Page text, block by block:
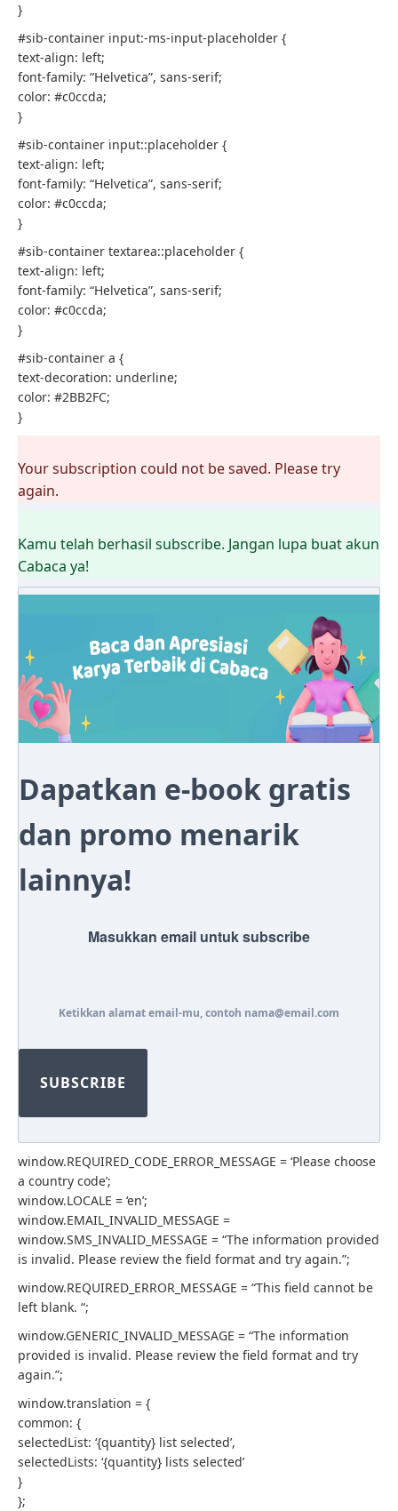
}
#sib-container input:-ms-input-placeholder {
text-align: left;
font-family: “Helvetica”, sans-serif;
color: #c0ccda;
}
#sib-container input::placeholder {
text-align: left;
font-family: “Helvetica”, sans-serif;
color: #c0ccda;
}
#sib-container textarea::placeholder {
text-align: left;
font-family: “Helvetica”, sans-serif;
color: #c0ccda;
}
#sib-container a {
text-decoration: underline;
color: #2BB2FC;
}
Your subscription could not be saved. Please try
again.
Kamu telah berhasil subscribe. Jangan lupa buat akun
Cabaca ya!
Dapatkan e-book gratis
dan promo menarik
lainnya!
Masukkan email untuk subscribe
Ketikkan alamat email-mu, contoh nama@email.com
SUBSCRIBE
window.REQUIRED_CODE_ERROR_MESSAGE = ‘Please choose
a country code’;
window.LOCALE = ‘en’;
window.EMAIL_INVALID_MESSAGE =
window.SMS_INVALID_MESSAGE = “The information provided
is invalid. Please review the field format and try again.”;
window.REQUIRED_ERROR_MESSAGE = “This field cannot be
left blank. “;
window.GENERIC_INVALID_MESSAGE = “The information
provided is invalid. Please review the field format and try
again.”;
window.translation = {
common: {
selectedList: ‘{quantity} list selected’,
selectedLists: ‘{quantity} lists selected’
}
};